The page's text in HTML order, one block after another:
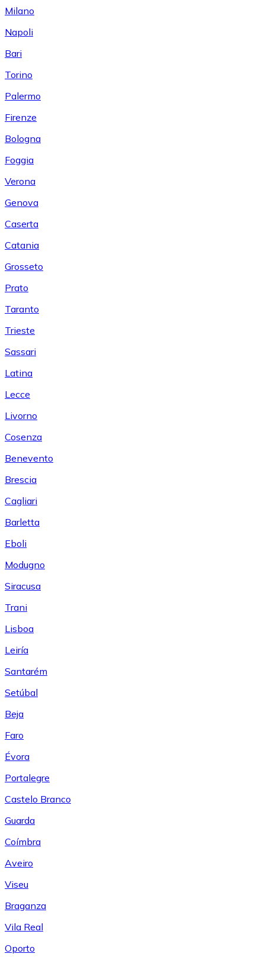
Milano
Napoli
Bari
Torino
Palermo
Firenze
Bologna
Foggia
Verona
Genova
Caserta
Catania
Grosseto
Prato
Taranto
Trieste
Sassari
Latina
Lecce
Livorno
Cosenza
Benevento
Brescia
Cagliari
Barletta
Eboli
Modugno
Siracusa
Trani
Lisboa
Leiría
Santarém
Setúbal
Beja
Faro
Évora
Portalegre
Castelo Branco
Guarda
Coímbra
Aveiro
Viseu
Braganza
Vila Real
Oporto